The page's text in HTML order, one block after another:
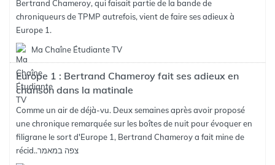
Bertrand Chameroy, qui faisait partie de la bande de
chroniqueurs de TPMP autrefois, vient de faire ses adieux à
Europe 1.
Ma Chaîne Étudiante TV
Europe 1 : Bertrand Chameroy fait ses adieux en
chanson dans la matinale
Comme un air de déjà-vu. Deux semaines après avoir proposé
une chronique remarquée sur les boîtes de nuit pour évoquer en
filigrane le sort d'Europe 1, Bertrand Chameroy a fait mine de
récid..צפה במאמר